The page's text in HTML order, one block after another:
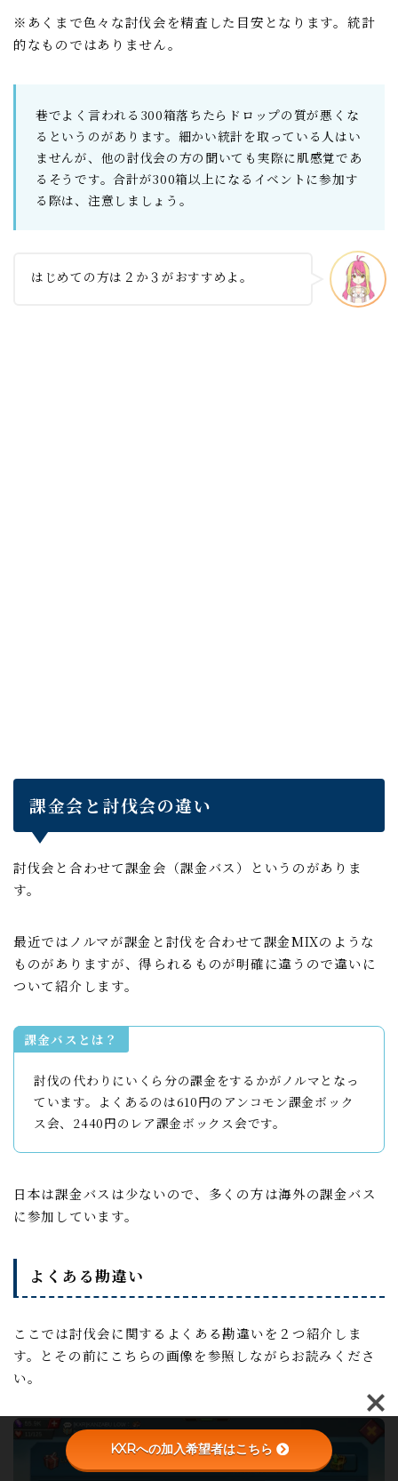
※あくまで色々な討伐会を精査した目安となります。統計
的なものではありません。
巷でよく言われる300箱落ちたらドロップの質が悪くな
るというのがあります。細かい統計を取っている人はい
ませんが、他の討伐会の方の聞いても実際に肌感覚であ
るそうです。合計が300箱以上になるイベントに参加す
る際は、注意しましょう。
はじめての方は２か３がおすすめよ。
課金会と討伐会の違い
討伐会と合わせて課金会（課金バス）というのがありま
す。
最近ではノルマが課金と討伐を合わせて課金MIXのような
ものがありますが、得られるものが明確に違うので違いに
ついて紹介します。
課金バスとは？
討伐の代わりにいくら分の課金をするかがノルマとなっ
ています。よくあるのは610円のアンコモン課金ボック
ス会、2440円のレア課金ボックス会です。
日本は課金バスは少ないので、多くの方は海外の課金バス
に参加しています。
よくある勘違い
ここでは討伐会に関するよくある勘違いを２つ紹介しま
す。とその前にこちらの画像を参照しながらお読みくださ
い。
KXRへの加入希望者はこちら